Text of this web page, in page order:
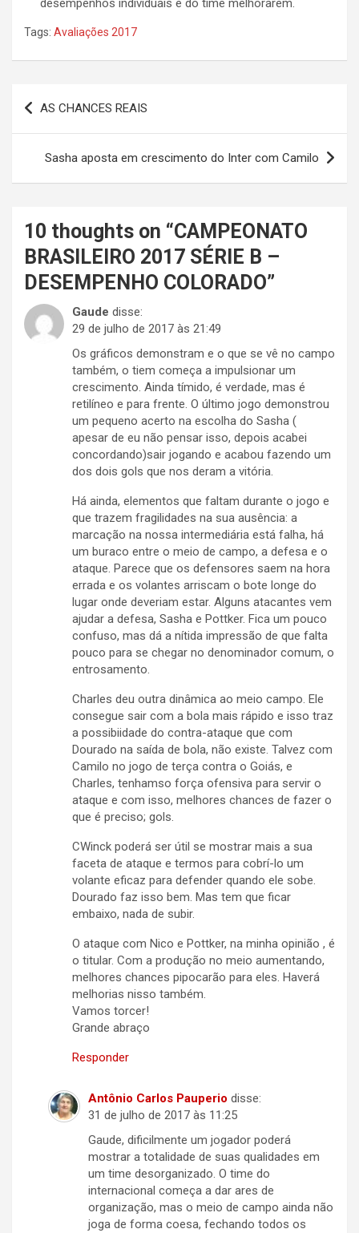
desempenhos individuais e do time melhorarem.
Tags: Avaliações 2017
Navegação
de
Post
AS CHANCES REAIS
Sasha aposta em crescimento do Inter com Camilo
10 thoughts on “CAMPEONATO
BRASILEIRO 2017 SÉRIE B –
DESEMPENHO COLORADO”
Gaude disse:
29 de julho de 2017 às 21:49
Os gráficos demonstram e o que se vê no campo
também, o tiem começa a impulsionar um
crescimento. Ainda tímido, é verdade, mas é
retilíneo e para frente. O último jogo demonstrou
um pequeno acerto na escolha do Sasha (
apesar de eu não pensar isso, depois acabei
concordando)sair jogando e acabou fazendo um
dos dois gols que nos deram a vitória.
Há ainda, elementos que faltam durante o jogo e
que trazem fragilidades na sua ausência: a
marcação na nossa intermediária está falha, há
um buraco entre o meio de campo, a defesa e o
ataque. Parece que os defensores saem na hora
errada e os volantes arriscam o bote longe do
lugar onde deveriam estar. Alguns atacantes vem
ajudar a defesa, Sasha e Pottker. Fica um pouco
confuso, mas dá a nítida impressão de que falta
pouco para se chegar no denominador comum, o
entrosamento.
Charles deu outra dinâmica ao meio campo. Ele
consegue sair com a bola mais rápido e isso traz
a possibiidade do contra-ataque que com
Dourado na saída de bola, não existe. Talvez com
Camilo no jogo de terça contra o Goiás, e
Charles, tenhamso força ofensiva para servir o
ataque e com isso, melhores chances de fazer o
que é preciso; gols.
CWinck poderá ser útil se mostrar mais a sua
faceta de ataque e termos para cobrí-lo um
volante eficaz para defender quando ele sobe.
Dourado faz isso bem. Mas tem que ficar
embaixo, nada de subir.
O ataque com Nico e Pottker, na minha opinião , é
o titular. Com a produção no meio aumentando,
melhores chances pipocarão para eles. Haverá
melhorias nisso também.
Vamos torcer!
Grande abraço
Responder
Antônio Carlos Pauperio disse:
31 de julho de 2017 às 11:25
Gaude, dificilmente um jogador poderá
mostrar a totalidade de suas qualidades em
um time desorganizado. O time do
internacional começa a dar ares de
organização, mas o meio de campo ainda não
joga de forma coesa, fechando todos os